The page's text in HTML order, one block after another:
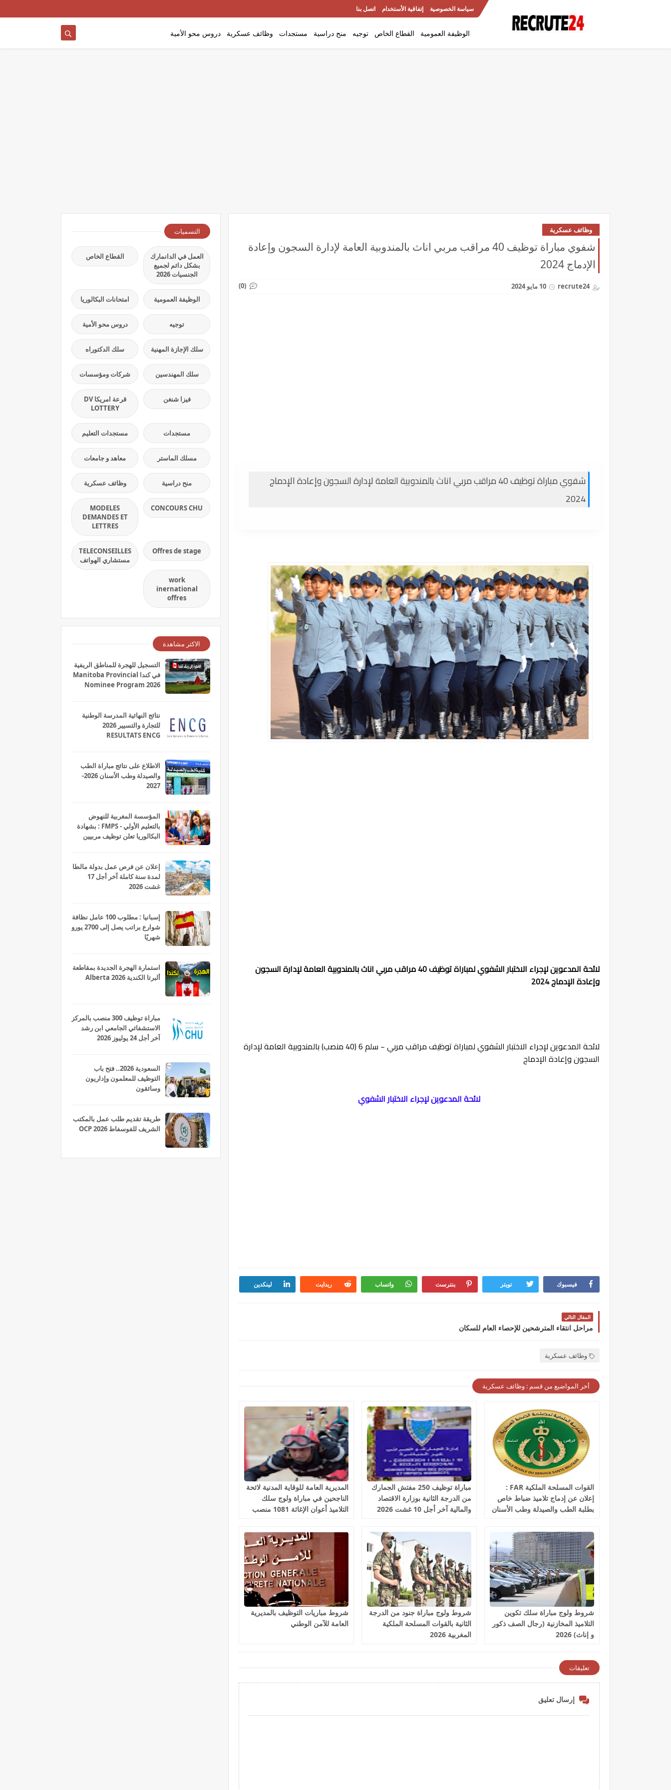
سياسة الخصوصية إتفاقية الأستخدام اتصل بنا
الوظيفة العمومية القطاع الخاص توجيه منح دراسية مستجدات وظائف عسكرية دروس محو الأمية
وظائف عسكرية
شفوي مباراة توظيف 40 مراقب مربي اناث بالمندوبية العامة لإدارة السجون وإعادة
الإدماج 2024
recrute24 10 مايو 2024 (0)
شفوي مباراة توظيف 40 مراقب مربي اناث بالمندوبية العامة لإدارة السجون وإعادة الإدماج
2024
لائحة المدعوين لإجراء الاختبار الشفوي لمباراة توظيف 40 مراقب مربي اناث بالمندوبية العامة لإدارة السجون
وإعادة الإدماج 2024
لائحة المدعوين لإجراء الاختبار الشفوي لمباراة توظيف مراقب مربي ~ سلم 6 (40 منصب) بالمندوبية العامة لإدارة
السجون وإعادة الإدماج
لائحة المدعوين لإجراء الاختبار الشفوي
فيسبوك تويتر بنترست واتساب ريدايت لينكدين
المقال التالي
مراحل انتقاء المترشحين للإحصاء العام للسكان
وظائف عسكرية
أخر المواضيع من قسم : وظائف عسكرية
القوات المسلحة الملكية FAR :
إعلان عن إدماج تلاميذ ضباط خاص
بطلبة الطب والصيدلة وطب الأسنان
2026
مباراة توظيف 250 مفتش الجمارك
من الدرجة الثانية بوزارة الاقتصاد
والمالية آخر أجل 10 غشت 2026
المديرية العامة للوقاية المدنية لائحة
الناجحين في مباراة ولوج سلك
التلاميذ أعوان الإغاثة 1081 منصب
شروط ولوج مباراة سلك تكوين
التلاميذ المخازنية (رجال الصف ذكور
و إناث) 2026
شروط ولوج مباراة جنود من الدرجة
الثانية بالقوات المسلحة الملكية
المغربية 2026
شروط مباريات التوظيف بالمديرية
العامة للآمن الوطني
تعليقات
إرسال تعليق
التسميات
العمل في الدانمارك
بشكل دائم لجميع
الجنسيات 2026
القطاع الخاص
الوظيفة العمومية امتحانات البكالوريا
توجيه دروس محو الأمية
سلك الإجازة المهنية سلك الدكتوراه
سلك المهندسين شركات ومؤسسات
فيزا شنغن
قرعة امريكا DV
LOTTERY
مستجدات مستجدات التعليم
مسلك الماستر معاهد و جامعات
منح دراسية وظائف عسكرية
CONCOURS CHU
MODELES
DEMANDES ET
LETTRES
Offres de stage
TELECONSEILLES
مستشاري الهواتف
work
inernational
offres
الاكثر مشاهدة
التسجيل للهجرة للمناطق الريفية
في كندا Manitoba Provincial
Nominee Program 2026
نتائج النهائية المدرسة الوطنية
للتجارة والتسيير 2026
RESULTATS ENCG
الاطلاع على نتائج مباراة الطب
والصيدلة وطب الأسنان 2026-
2027
المؤسسة المغربية للنهوض
بالتعليم الأولي - FMPS : بشهادة
البكالوريا تعلن توظيف مربيين
إعلان عن فرص عمل بدولة مالطا
لمدة سنة كاملة آخر أجل 17
غشت 2026
إسبانيا : مطلوب 100 عامل نظافة
شوارع براتب يصل إلى 2700 يورو
شهريًا
استمارة الهجرة الجديدة بمقاطعة
ألبرتا الكندية Alberta 2026
مباراة توظيف 300 منصب بالمركز
الاستشفائي الجامعي ابن رشد
آخر أجل 24 يوليوز 2026
السعودية 2026.. فتح باب
التوظيف للمعلمون وإداريون
وسائقون
طريقة تقديم طلب عمل بالمكتب
الشريف للفوسفاط OCP 2026